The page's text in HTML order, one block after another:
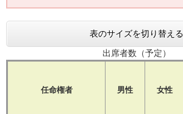
表のサイズを切り替える
出席者数（予定）
任命権者 男性 女性